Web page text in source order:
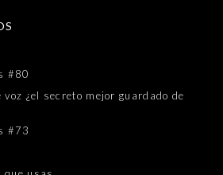
#80
voz ¿el secreto mejor guardado de
#73